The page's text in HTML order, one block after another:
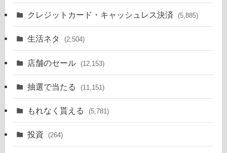
クレジットカード・キャッシュレス決済 (5,885)
生活ネタ (2,504)
店舗のセール (12,153)
抽選で当たる (11,151)
もれなく貰える (5,781)
投資 (264)